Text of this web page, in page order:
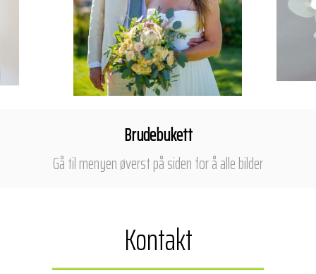
Brudebukett
Gå til menyen øverst på siden for å alle bilder
Kontakt